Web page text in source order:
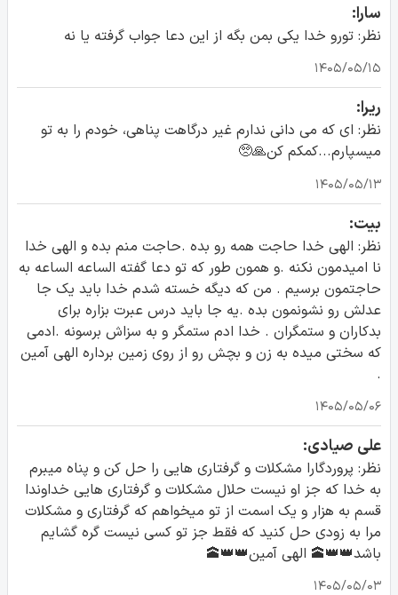
سارا:
نظر: تورو خدا یکی بمن بگه از این دعا جواب گرفته یا نه
۱۴۰۵/۰۵/۱۵
ریرا:
نظر: ای که می دانی ندارم غیر درگاهت پناهی، خودم را به تو
میسپارم...کمکم کن🙏🥺
۱۴۰۵/۰۵/۱۳
بیت:
نظر: الهی خدا حاجت همه رو بده .حاجت منم بده و الهی خدا
نا امیدمون نکنه .و همون طور که تو دعا گفته الساعه الساعه به
حاجتمون برسیم . من که دیگه خسته شدم خدا باید یک جا
عدلش رو نشونمون بده .یه جا باید درس عبرت بزاره برای
بدکاران و ستمگران . خدا ادم ستمگر و به سزاش برسونه .ادمی
که سختی میده به زن و بچش رو از روی زمین برداره الهی آمین
.
۱۴۰۵/۰۵/۰۶
علی صیادی:
نظر: پروردگارا مشکلات و گرفتاری هایی را حل کن و پناه میبرم
به خدا که جز او نیست حلال مشکلات و گرفتاری هایی خداوندا
قسم به هزار و یک اسمت از تو میخواهم که گرفتاری و مشکلات
مرا به زودی حل کنید که فقط جز تو کسی نیست گره گشایم
باشد👑👑🕋 الهی آمین👑👑🕋
۱۴۰۵/۰۵/۰۳